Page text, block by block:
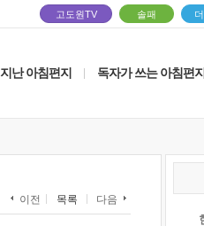
고도원TV 솔패
지난 아침편지 독자가 쓰는 아침편지
이전 목록 다음